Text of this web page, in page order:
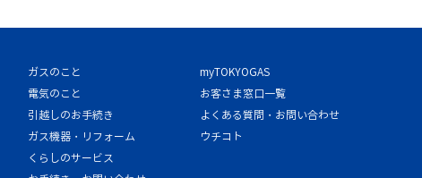
ガスのこと
電気のこと
引越しのお手続き
ガス機器・リフォーム
くらしのサービス
myTOKYOGAS
お客さま窓口一覧
よくある質問・お問い合わせ
ウチコト